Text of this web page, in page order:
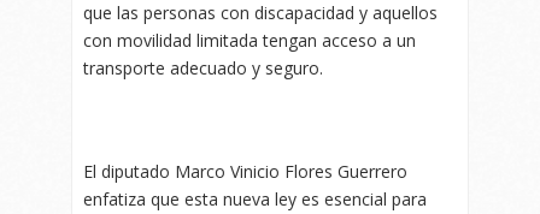
que las personas con discapacidad y aquellos
con movilidad limitada tengan acceso a un
transporte adecuado y seguro.
El diputado Marco Vinicio Flores Guerrero
enfatiza que esta nueva ley es esencial para